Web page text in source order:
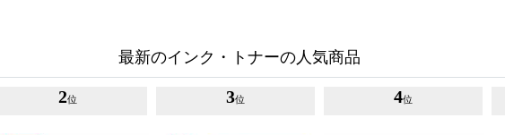
最新のインク・トナーの人気商品
2位 3位 4位